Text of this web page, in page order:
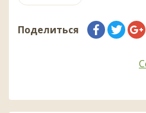
Поделиться